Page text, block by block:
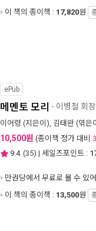
이 책의 종이책 : 17,820원
ePub
메멘토 모리 - 이병철 회
이어령 (지은이), 김태완 (엮은
10,500원 (종이책 정가 대비
9.4 (35) | 세일즈포인트 :
만권당에서 무료로 볼 수 있
이 책의 종이책 : 13,500원